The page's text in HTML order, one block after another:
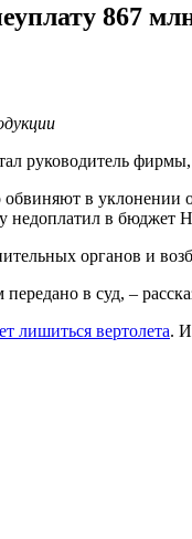
867
руководитель
в
недоплатил в
органов и
в суд, –
лишиться вертолета.